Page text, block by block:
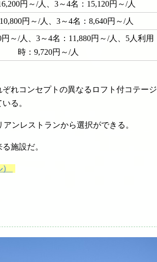
円～/人、3～4名：15,120円～/人
円～/人、3～4名：8,640円～/人
～/人、3～4名：11,880円～/人、5人利用
時：9,720円～/人
れコンセプトの異なるロフト付コテージ
る。
ンレストランから選択ができる。
施設だ。